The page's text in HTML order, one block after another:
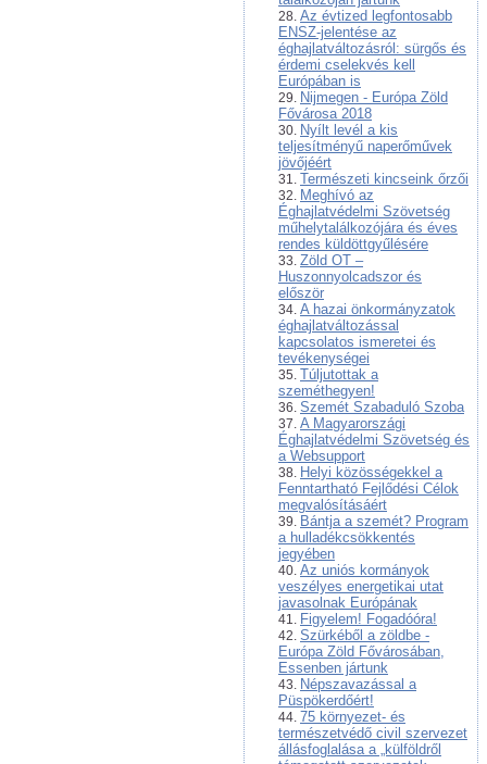
Az évtized legfontosabb
ENSZ-jelentése az
éghajlatváltozásról: sürgős és
érdemi cselekvés kell
Európában is
Nijmegen - Európa Zöld
Fővárosa 2018
Nyílt levél a kis
teljesítményű naperőművek
jövőjéért
Természeti kincseink őrzői
Meghívó az
Éghajlatvédelmi Szövetség
műhelytalálkozójára és éves
rendes küldöttgyűlésére
Zöld OT –
Huszonnyolcadszor és
először
A hazai önkormányzatok
éghajlatváltozással
kapcsolatos ismeretei és
tevékenységei
Túljutottak a
szeméthegyen!
Szemét Szabaduló Szoba
A Magyarországi
Éghajlatvédelmi Szövetség és
a Websupport
Helyi közösségekkel a
Fenntartható Fejlődési Célok
megvalósításáért
Bántja a szemét? Program
a hulladékcsökkentés
jegyében
Az uniós kormányok
veszélyes energetikai utat
javasolnak Európának
Figyelem! Fogadóóra!
Szürkéből a zöldbe -
Európa Zöld Fővárosában,
Essenben jártunk
Népszavazással a
Püspökerdőért!
75 környezet- és
természetvédő civil szervezet
állásfoglalása a „külföldről